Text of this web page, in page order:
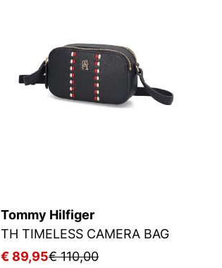
Tommy Hilfiger
TH TIMELESS CAMERA BAG
€ 89,95€ 110,00